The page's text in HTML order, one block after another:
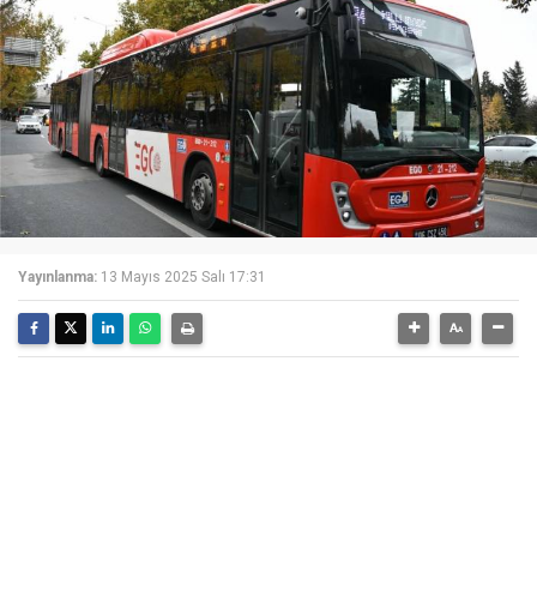
Yayınlanma: 13 Mayıs 2025 Salı 17:31